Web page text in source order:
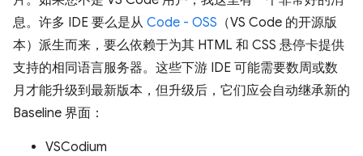
息。许多 IDE 要么是从 Code - OSS （VS Code 的开源版
本）派生而来，要么依赖于为其 HTML 和 CSS 悬停卡提供
支持的相同语言服务器。这些下游 IDE 可能需要数周或数
月才能升级到最新版本，但升级后，它们应会自动继承新的
Baseline 界面：
VSCodium